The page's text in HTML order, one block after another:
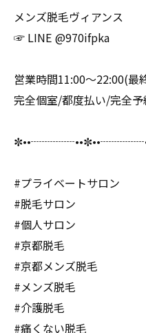
メンズ脱毛ヴィアンス
☞ LINE @970ifpka
営業時間11:00〜22:00(最
完全個室/都度払い/完全予
#プライベートサロン
#脱毛サロン
#個人サロン
#京都脱毛
#京都メンズ脱毛
#メンズ脱毛
#介護脱毛
#痛くない脱毛